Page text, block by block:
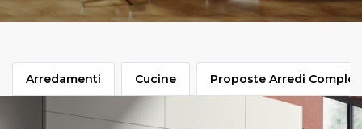
Arredamenti Cucine Proposte Arredi Completi